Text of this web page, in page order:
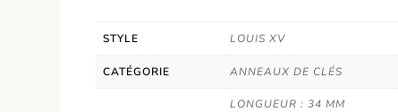
STYLE LOUIS XV
CATÉGORIE ANNEAUX DE CLÉS
LONGUEUR : 34 MM